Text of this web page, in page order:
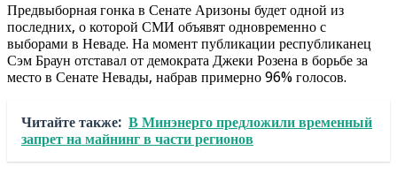
Предвыборная гонка в Сенате Аризоны будет одной из
последних, о которой СМИ объявят одновременно с
выборами в Неваде. На момент публикации республиканец
Сэм Браун отставал от демократа Джеки Розена в борьбе за
место в Сенате Невады, набрав примерно 96% голосов.
Читайте также: В Минэнерго предложили временный
запрет на майнинг в части регионов